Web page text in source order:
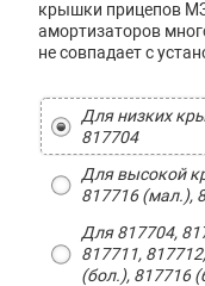
крышки прицепов
амортизаторов
не совпадает с
Для низких
817704
Для высокой
817716 (мал.),
Для 817704,
817711,
(бол.), 817716